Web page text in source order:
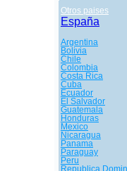
Otros paises
España
Argentina
Bolivia
Chile
Colombia
Costa Rica
Cuba
Ecuador
El Salvador
Guatemala
Honduras
Mexico
Nicaragua
Panama
Paraguay
Peru
Republica